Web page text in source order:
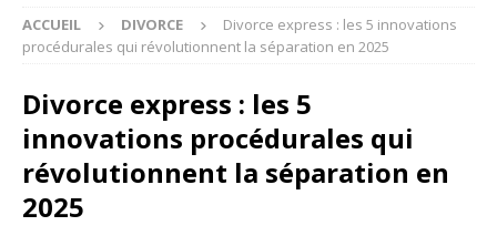
ACCUEIL DIVORCE
Divorce express : les 5 innovations
procédurales qui révolutionnent la séparation en 2025
Divorce express : les 5
innovations procédurales qui
révolutionnent la séparation en
2025